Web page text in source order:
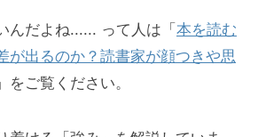
んだよね...... って人は「本を読む
が出るのか？読書家が顔つきや思
」をご覧ください。